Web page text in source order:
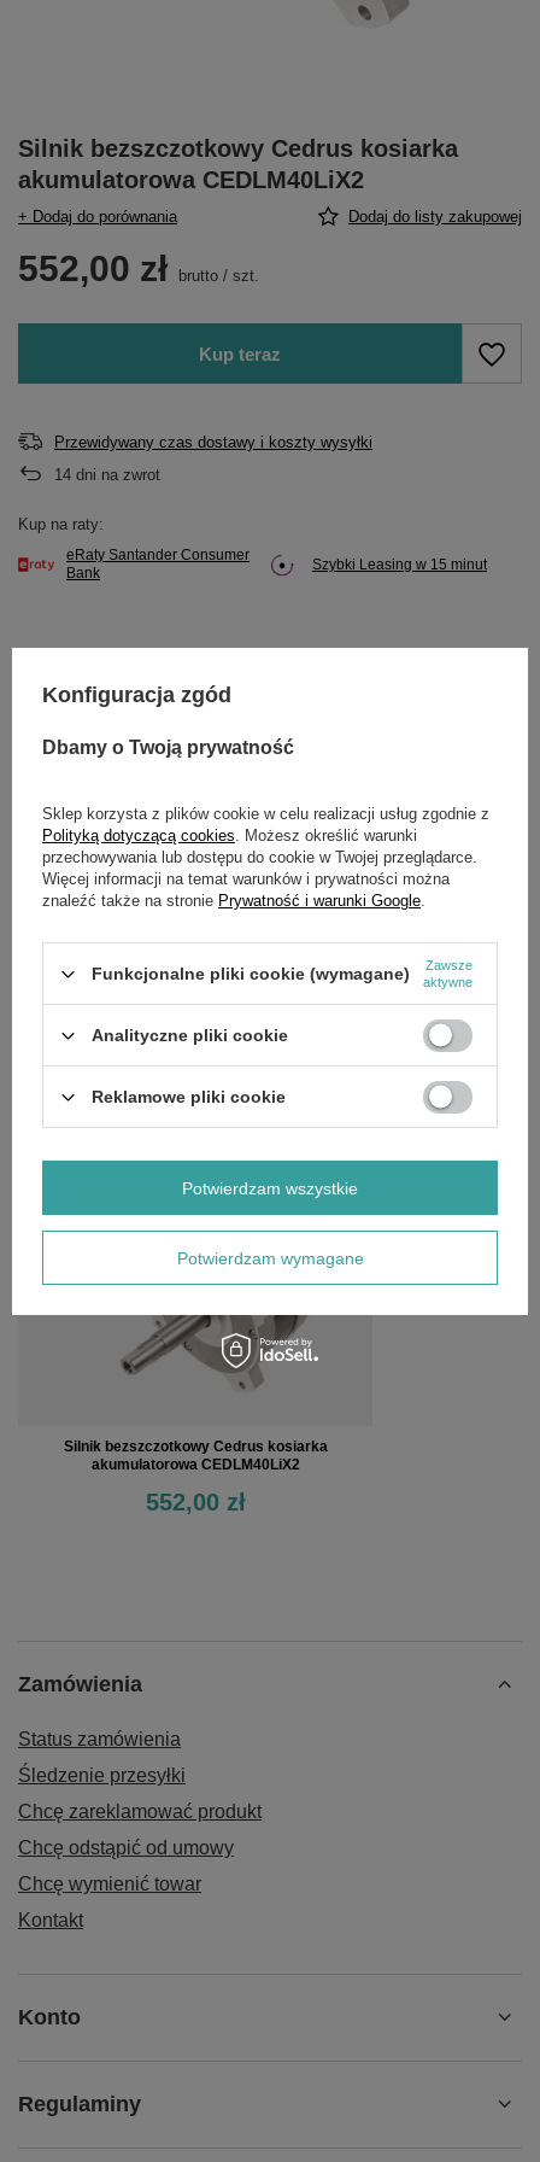
Silnik bezszczotkowy Cedrus kosiarka
akumulatorowa CEDLM40LiX2
+ Dodaj do porównania Dodaj do listy zakupowej
552,00 zł brutto / szt.
Kup teraz
Przewidywany czas dostawy i koszty wysyłki
14 dni na zwrot
Kup na raty:
eRaty Santander Consumer
Bank
Szybki Leasing w 15 minut
Potrzebujesz pomocy? Masz pytania?
najciekawsze pytania i odpowiedzi publikując
SZCZEGÓŁOWE DANE
Symbol 580747
OPINIE (0)
Silnik bezszczotkowy Cedrus kosiarka
akumulatorowa CEDLM40LiX2
552,00 zł
Zamówienia
Status zamówienia
Śledzenie przesyłki
Chcę zareklamować produkt
Chcę odstąpić od umowy
Chcę wymienić towar
Kontakt
Konto
Regulaminy
Konfiguracja zgód
Dbamy o Twoją prywatność
Sklep korzysta z plików cookie w celu realizacji usług zgodnie z
Polityką dotyczącą cookies . Możesz określić warunki
przechowywania lub dostępu do cookie w Twojej przeglądarce.
Więcej informacji na temat warunków i prywatności można
znaleźć także na stronie Prywatność i warunki Google
Funkcjonalne pliki cookie (wymagane)
Zawsze
aktywne
Analityczne pliki cookie
Reklamowe pliki cookie
Potwierdzam wymagane
Potwierdzam wszystkie